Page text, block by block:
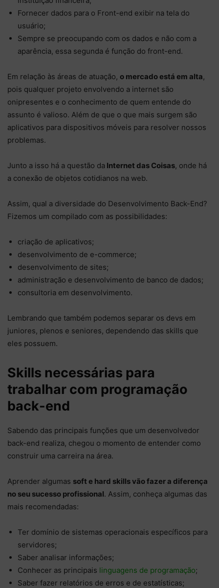
Fornecer dados para o Front-end exibir na tela do
usuário;
Sempre se preocupando com os dados e não com a
aparência, essa segunda é função do front-end.
Em relação às áreas de atuação, o mercado está em alta,
pois qualquer projeto envolvendo a internet são
onipresentes e o conhecimento de quem entende do
assunto é valioso. Além de que o que mais surgem são
aplicativos para dispositivos móveis para resolver nossos
problemas.
Junto a isso há a questão da Internet das Coisas, onde há
a conexão de objetos cotidianos na web.
Assim, qual a diversidade do Desenvolvimento Back-End?
Fizemos um compilado com as possibilidades:
criação de aplicativos;
desenvolvimento de e-commerce;
desenvolvimento de sites;
administração e desenvolvimento de banco de dados;
consultoria em desenvolvimento.
Lembrando que também podemos separar os devs em
juniores, plenos e seniores, dependendo das skills que
eles possuem.
Skills necessárias para
trabalhar com programação
back-end
Sabendo das principais funções que um desenvolvedor
back-end realiza, chegou o momento de entender como
construir uma carreira na área.
Aprender algumas soft e hard skills vão fazer a diferença
no seu sucesso profissional. Assim, conheça algumas das
mais recomendadas:
Ter domínio de sistemas operacionais específicos para
servidores;
Saber analisar informações;
Conhecer as principais linguagens de programação;
Saber fazer relatórios de erros e de estatísticas;